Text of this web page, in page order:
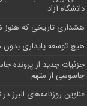
دانشگاه آز‌اد
هشداری تاریخی که هنوز
هیچ توسعه پایداری
جزئیات جدید از پرونده
جاسوسی از متهم
عناوین روزنامه‌های البرز در ‌18 آذرماه/صدرنشینی در ارائه خدمات زایمان بی‌درد